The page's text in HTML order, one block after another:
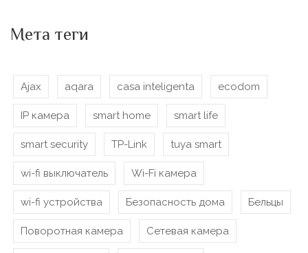
Мета теги
Ajax aqara casa inteligenta ecodom
IP камера smart home smart life
smart security TP-Link tuya smart
wi-fi выключатель Wi-Fi камера
wi-fi устройства Безопасность дома Бельцы
Поворотная камера Сетевая камера